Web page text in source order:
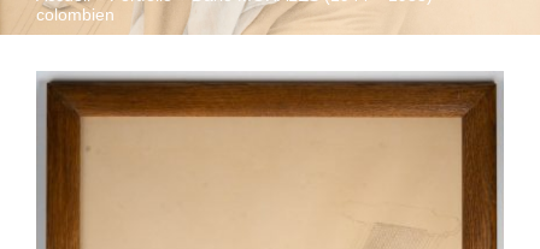
QUI SOMMES-NOUS
colombien